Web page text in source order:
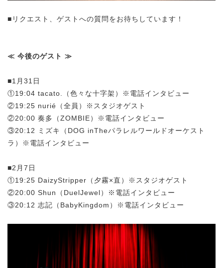
■リクエスト、ゲストへの質問をお待ちしています！
≪ 今後のゲスト ≫
■1月31日
①19:04 tacato.（色々な十字架）※電話インタビュー
②19:25 nurié（全員）※スタジオゲスト
②20:00 奏多（ZOMBIE）※電話インタビュー
③20:12 ミズキ（DOG inTheパラレルワールドオーケスト
ラ）※電話インタビュー
■2月7日
①19:25 DaizyStripper（夕霧×直）※スタジオゲスト
②20:00 Shun（DuelJewel）※電話インタビュー
③20:12 志記（BabyKingdom）※電話インタビュー